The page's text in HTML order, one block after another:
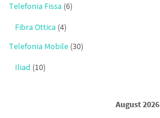
Telefonia Fissa (6)
Fibra Ottica (4)
Telefonia Mobile (30)
Iliad (10)
August 2026